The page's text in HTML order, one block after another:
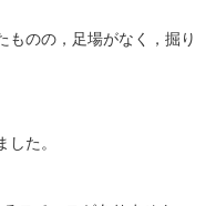
ものの，足場がなく，掘り
た。